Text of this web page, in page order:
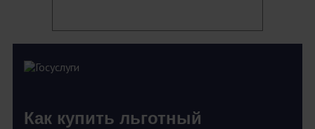
Как купить льготный